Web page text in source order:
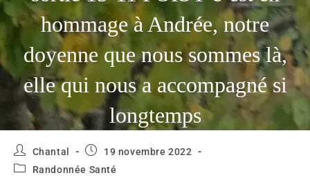
hommage à Andrée, notre
doyenne que nous sommes là,
elle qui nous a accompagné si
longtemps
Auteur/autrice
de
la
Chantal
Publication
19 novembre 2022
PostRandonnée Santé